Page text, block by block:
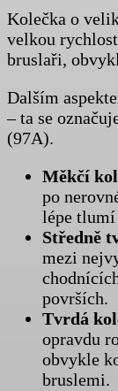
Kolečka o
velkou
bruslaři,
Dalším
– ta se
(97A).
Měkčí
po
lépe tlumí
Středně
mezi
površích.
Tvrdá
opravdu
obvykle
bruslemi.